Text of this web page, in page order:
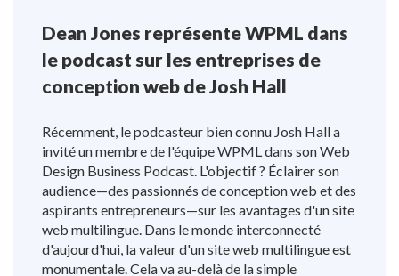
Dean Jones représente WPML dans
le podcast sur les entreprises de
conception web de Josh Hall
Récemment, le podcasteur bien connu Josh Hall a
invité un membre de l'équipe WPML dans son Web
Design Business Podcast. L'objectif ? Éclairer son
audience—des passionnés de conception web et des
aspirants entrepreneurs—sur les avantages d'un site
web multilingue. Dans le monde interconnecté
d'aujourd'hui, la valeur d'un site web multilingue est
monumentale. Cela va au-delà de la simple